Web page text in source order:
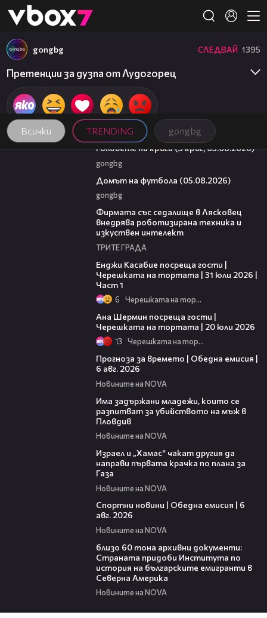
👾
Всички TRENDING gongbg
gongbg СЛЕДВАЙ 1395
Претенции за дузпа от Лудогорец
27:51
Головете на кръга (3 кръг, 05.08.2026)
gongbg
Домът на футбола (05.08.2026)
gongbg
Фирмата със седалище в Лясковец
внедрява роботизирана техника и
изкуствен интелект
ТРИТЕ ГРАДА
Енджи Касабие посреща гости |
Черешката на тортата | 31 юли 2026 |
Част 1
6 Черешката на тортата
Ана Шермин посреща гости |
Черешката на тортата | 20 юли 2026
13 Черешката на тортата
Прогноза за времето | Обедна емисия |
6 авг. 2026
Новините на NOVA
Има задържани младежи, които се
разпитват за убийството на мъж в
Пловдив
Новините на NOVA
Израел и „Хамас“ чакат другия да
направи първата крачка по плана за
Газа
Новините на NOVA
Спортни новини | Обедна емисия | 6
aвг. 2026
Новините на NOVA
близо 60 тона архивни документи:
Страната придоби Института по
история на българските емигранти в
Северна Америка
Новините на NOVA